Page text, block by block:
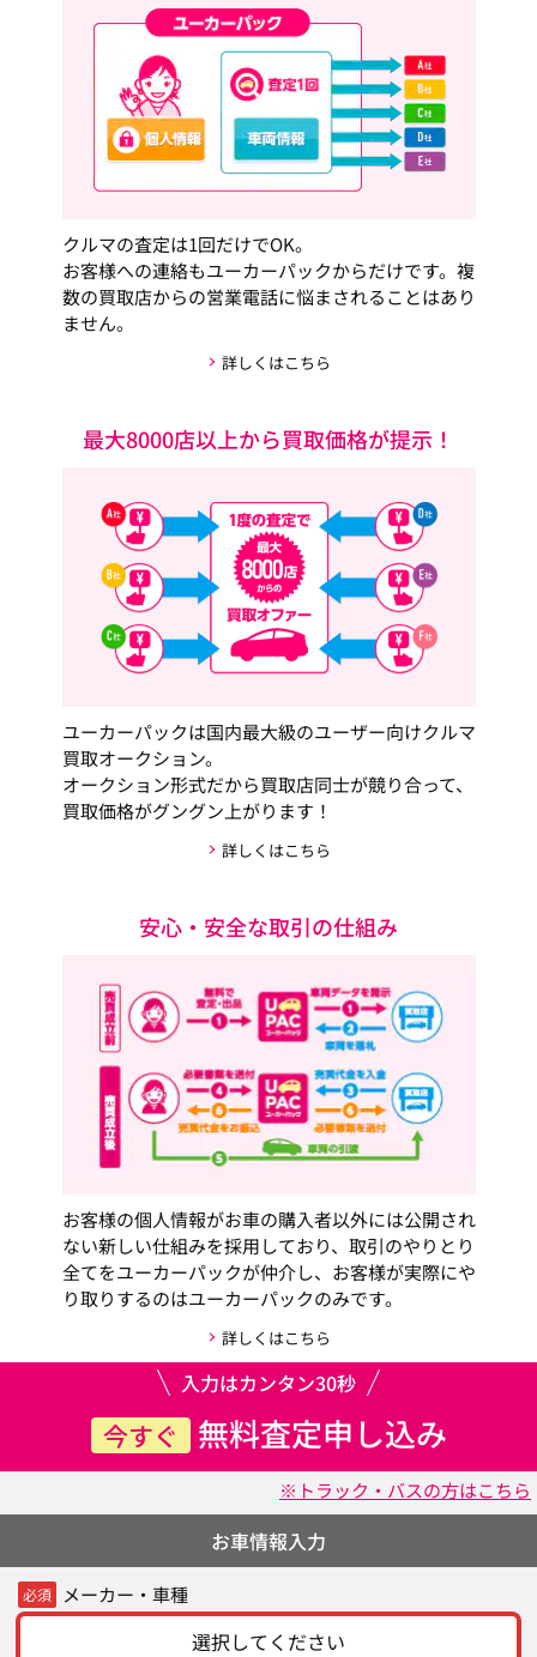
クルマの査定は1回だけでOK。
お客様への連絡もユーカーパックからだけです。複
数の買取店からの営業電話に悩まされることはあり
ません。
詳しくはこちら
最大8000店以上から買取価格が提示！
ユーカーパックは国内最大級のユーザー向けクルマ
買取オークション。
オークション形式だから買取店同士が競り合って、
買取価格がグングン上がります！
詳しくはこちら
安心・安全な取引の仕組み
お客様の個人情報がお車の購入者以外には公開され
ない新しい仕組みを採用しており、取引のやりとり
全てをユーカーパックが仲介し、お客様が実際にや
り取りするのはユーカーパックのみです。
詳しくはこちら
入力はカンタン30秒
今すぐ 無料査定申し込み
※トラック・バスの方はこちら
お車情報入力
必須 メーカー・車種
選択してください